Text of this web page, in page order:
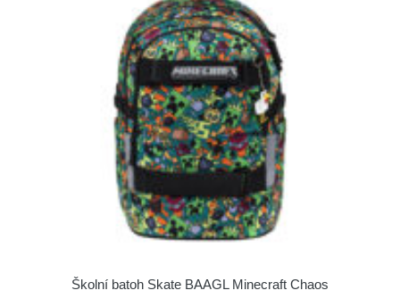
Školní batoh Skate BAAGL Minecraft Chaos